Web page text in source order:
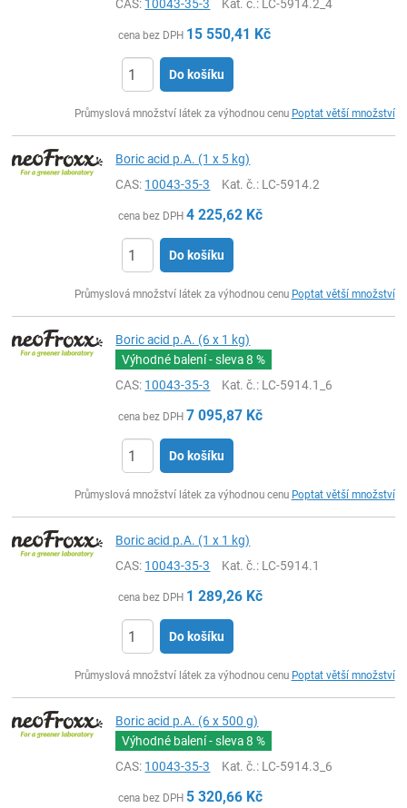
CAS: 10043-35-3 Kat. č.: LC-5914.2_4
cena bez DPH 15 550,41 Kč
Do košíku
Průmyslová množství látek za výhodnou cenu Poptat větší množství
Boric acid p.A. (1 x 5 kg)
CAS: 10043-35-3 Kat. č.: LC-5914.2
cena bez DPH 4 225,62 Kč
Do košíku
Průmyslová množství látek za výhodnou cenu Poptat větší množství
Boric acid p.A. (6 x 1 kg)
Výhodné balení - sleva8 %
CAS: 10043-35-3 Kat. č.: LC-5914.1_6
cena bez DPH 7 095,87 Kč
Do košíku
Průmyslová množství látek za výhodnou cenu Poptat větší množství
Boric acid p.A. (1 x 1 kg)
CAS: 10043-35-3 Kat. č.: LC-5914.1
cena bez DPH 1 289,26 Kč
Do košíku
Průmyslová množství látek za výhodnou cenu Poptat větší množství
Boric acid p.A. (6 x 500 g)
Výhodné balení - sleva8 %
CAS: 10043-35-3 Kat. č.: LC-5914.3_6
cena bez DPH 5 320,66 Kč